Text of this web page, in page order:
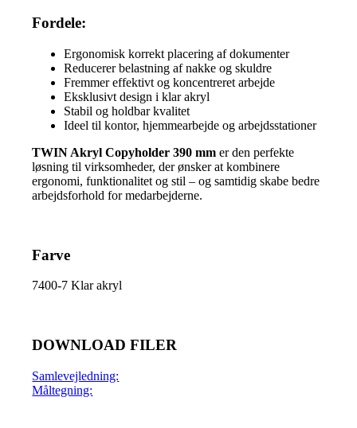
Fordele:
Ergonomisk korrekt placering af dokumenter
Reducerer belastning af nakke og skuldre
Fremmer effektivt og koncentreret arbejde
Eksklusivt design i klar akryl
Stabil og holdbar kvalitet
Ideel til kontor, hjemmearbejde og arbejdsstationer
TWIN Akryl Copyholder 390 mm er den perfekte
løsning til virksomheder, der ønsker at kombinere
ergonomi, funktionalitet og stil – og samtidig skabe bedre
arbejdsforhold for medarbejderne.
Farve
7400-7 Klar akryl
DOWNLOAD FILER
Samlevejledning:
Måltegning: